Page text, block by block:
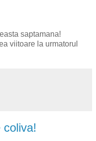
saptamana!
viitoare la urmatorul
coliva!